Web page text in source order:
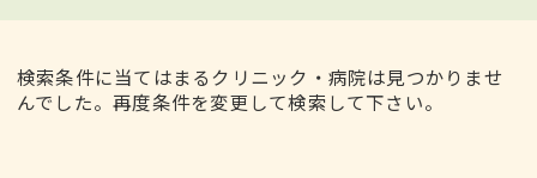
検索条件に当てはまるクリニック・病院は見つかりませ
んでした。再度条件を変更して検索して下さい。